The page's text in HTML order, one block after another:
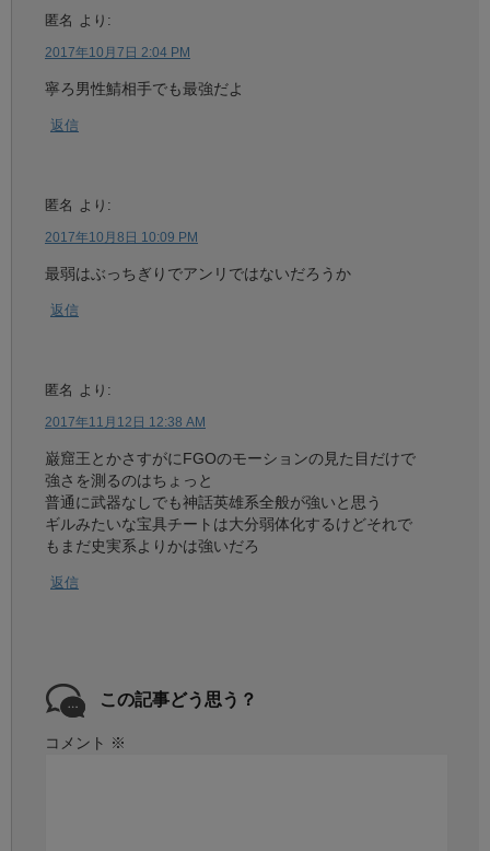
匿名 より:
2017年10月7日 2:04 PM
寧ろ男性鯖相手でも最強だよ
返信
匿名 より:
2017年10月8日 10:09 PM
最弱はぶっちぎりでアンリではないだろうか
返信
匿名 より:
2017年11月12日 12:38 AM
巌窟王とかさすがにFGOのモーションの見た目だけで
強さを測るのはちょっと
普通に武器なしでも神話英雄系全般が強いと思う
ギルみたいな宝具チートは大分弱体化するけどそれで
もまだ史実系よりかは強いだろ
返信
この記事どう思う？
コメント ※